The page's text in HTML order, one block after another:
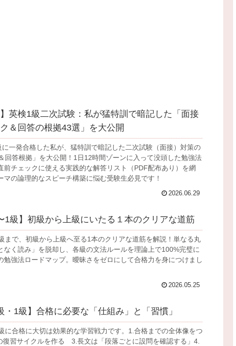
】英検1級二次試験：私が猛特訓で暗記した「面接
＆回答の根拠43選」を大公開
一発合格した私が、猛特訓で暗記した二次試験（面接）対策の
回答根拠」を大公開！1日12時間ゾーンに入って没頭した勉強法
前チェックに使える実践的な解答リスト（PDF配布あり）を網
マの論理的なスピーチ構築に悩む受験生必見です！
2026.06.29
1級】初級から上級にいたる１本のクリアな道筋
まで、初級から上級へ至る1本のクリアな道筋を解説！単なる丸
なく読み」を脱却し、各級の文法ルールを理論上で100%完璧に
勉強法ロードマップ。曖昧さをゼロにして合格力を身につけまし
2026.05.25
・1級】合格に必要な「仕組み」と「習慣」
に合格に大切は効果的な学習戦力です。1.合格までの全体像をつ
習サイクルを作る 3.長文は「段落ごとに設問を確認する」4.